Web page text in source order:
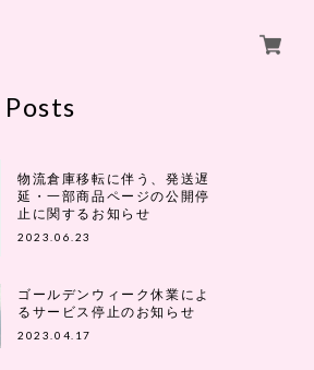
物流倉庫移転に伴う、発送遅
延・一部商品ページの公開停
止に関するお知らせ
2023.06.23
ゴールデンウィーク休業によ
るサービス停止のお知らせ
2023.04.17